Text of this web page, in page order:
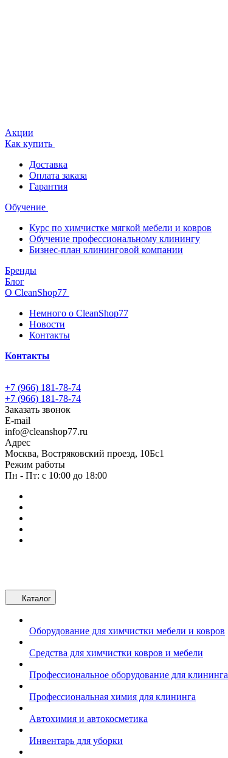
Акции
Как купить
Доставка
Оплата заказа
Гарантия
Обучение
Курс по химчистке мягкой мебели и ковров
Обучение профессиональному клинингу
Бизнес-план клининговой компании
Бренды
Блог
О CleanShop77
Немного о CleanShop77
Новости
Контакты
Контакты
+7 (966) 181-78-74
+7 (966) 181-78-74
Заказать звонок
E-mail
info@cleanshop77.ru
Адрес
Москва, Востряковский проезд, 10Бс1
Режим работы
Пн - Пт: с 10:00 до 18:00
Каталог
Оборудование для химчистки мебели и ковров
Средства для химчистки ковров и мебели
Профессиональное оборудование для клининга
Профессиональная химия для клининга
Автохимия и автокосметика
Инвентарь для уборки